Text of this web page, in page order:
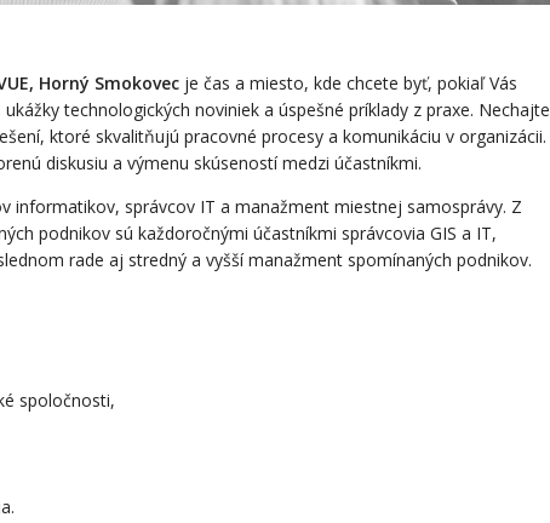
Horný Smokovec je čas a miesto, kde chcete byť, pokiaľ Vás
technologických noviniek a úspešné príklady z praxe. Nechajte
ktoré skvalitňujú pracovné procesy a komunikáciu v organizácii.
diskusiu a výmenu skúseností medzi účastníkmi.
informatikov, správcov IT a manažment miestnej samosprávy. Z
podnikov sú každoročnými účastníkmi správcovia GIS a IT,
rade aj stredný a vyšší manažment spomínaných podnikov.
spoločnosti,